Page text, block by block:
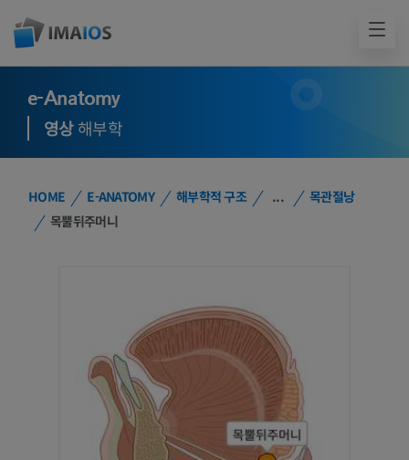
e-Anatomy
영상해부학
HOME E-ANATOMY 해부학적 구조 ...
목관절낭
목뿔뒤주머니